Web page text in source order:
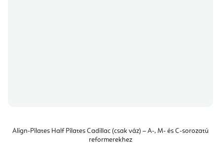
Align-Pilates Half Pilates Cadillac (csak váz) – A-, M- és C-sorozatú
reformerekhez